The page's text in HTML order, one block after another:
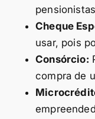
Cheque
usar, pois
Consórcio:
compra de